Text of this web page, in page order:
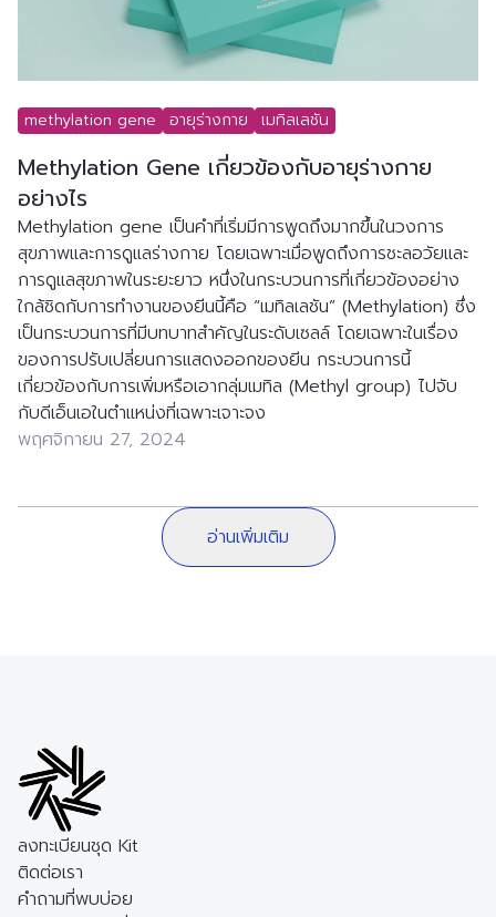
Methylation Gene เกี่ยวข้องกับอายุร่างกาย
อย่างไร
Methylation gene เป็นคำที่เริ่มมีการพูดถึงมากขึ้นในวงการ
สุขภาพและการดูแลร่างกาย โดยเฉพาะเมื่อพูดถึงการชะลอวัยและ
การดูแลสุขภาพในระยะยาว หนึ่งในกระบวนการที่เกี่ยวข้องอย่าง
ใกล้ชิดกับการทำงานของยีนนี้คือ “เมทิลเลชัน” (Methylation) ซึ่ง
เป็นกระบวนการที่มีบทบาทสำคัญในระดับเซลล์ โดยเฉพาะในเรื่อง
ของการปรับเปลี่ยนการแสดงออกของยีน กระบวนการนี้
เกี่ยวข้องกับการเพิ่มหรือเอากลุ่มเมทิล (Methyl group) ไปจับ
กับดีเอ็นเอในตำแหน่งที่เฉพาะเจาะจง
พฤศจิกายน 27, 2024
methylation gene อายุร่างกาย เมทิลเลชัน
อ่านเพิ่มเติม
ลงทะเบียนชุด Kit
ติดต่อเรา
คำถามที่พบบ่อย